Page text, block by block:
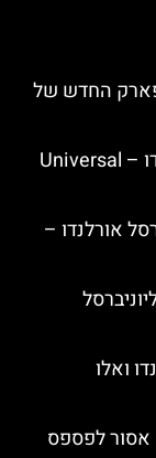
החדש של
פארק המים יוניברסל וולקנו ביי באורלנדו – Universal
אורלנדו –
ואלו
אסור לפספס